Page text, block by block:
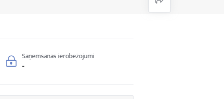
Saņemšanas ierobežojumi
-